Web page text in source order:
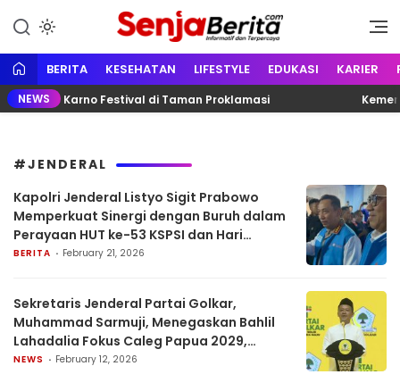
konten
Senja Berita
Portal media berita online yang
informatif, edukatif dan
terpercaya
BERITA KESEHATAN LIFESTYLE EDUKASI KARIER
NEWS
Bung Karno Festival di Taman Proklamasi
#JENDERAL
Kapolri Jenderal Listyo Sigit Prabowo
Memperkuat Sinergi dengan Buruh dalam
Perayaan HUT ke-53 KSPSI dan Hari
Pekerja Indonesia di Purwakarta.
BERITA February 21, 2026
Sekretaris Jenderal Partai Golkar,
Muhammad Sarmuji, Menegaskan Bahlil
Lahadalia Fokus Caleg Papua 2029,
Menepis Spekulasi Cawapres.
NEWS February 12, 2026